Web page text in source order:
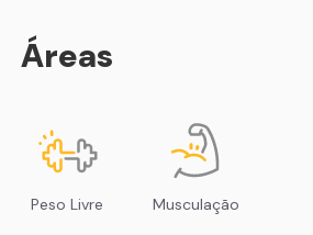
Áreas
Peso Livre Musculação